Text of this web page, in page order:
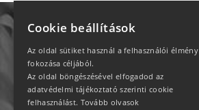
Adatvédelem
Cookie beállítások
Az oldal sütiket használ a felhasználói élmény
fokozása céljából.
Az oldal böngészésével elfogadod az
adatvédelmi tájékoztató szerinti cookie
felhasználást. Tovább olvasok